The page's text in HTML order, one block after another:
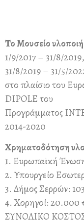
Το Μουσείο
1/9/2017 – 31/8/
31/8/2019 – 31/5/
στο πλαίσιο του
DIPOLE του
Προγράμματος
2014-2020
Χρηματοδότηση
1. Ευρωπαϊκή
2. Υπουργείο
3. Δήμος Σερρών:
4. Χορηγοί: 20.000
ΣΥΝΟΛΙΚΟ